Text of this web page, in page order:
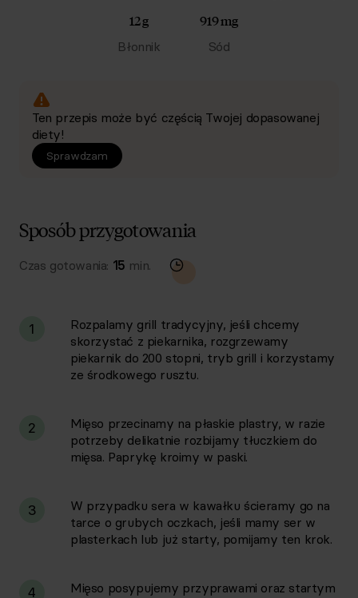
12 g
Błonnik
919 mg
Sód
Ten przepis może być częścią Twojej dopasowanej
diety!
Sprawdzam
Sposób przygotowania
Czas gotowania: 15 min.
1
Rozpalamy grill tradycyjny, jeśli chcemy
skorzystać z piekarnika, rozgrzewamy
piekarnik do 200 stopni, tryb grill i korzystamy
ze środkowego rusztu.
2
Mięso przecinamy na płaskie plastry, w razie
potrzeby delikatnie rozbijamy tłuczkiem do
mięsa. Paprykę kroimy w paski.
3
W przypadku sera w kawałku ścieramy go na
tarce o grubych oczkach, jeśli mamy ser w
plasterkach lub już starty, pomijamy ten krok.
4
Mięso posypujemy przyprawami oraz startym